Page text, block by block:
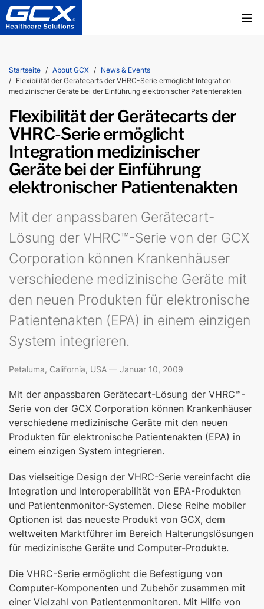
Startseite About GCX
News & Events
Flexibilität der Gerätecarts der VHRC-Serie ermöglicht Integration
medizinischer Geräte bei der Einführung elektronischer Patientenakten
Flexibilität der Gerätecarts der
VHRC-Serie ermöglicht
Integration medizinischer
Geräte bei der Einführung
elektronischer Patientenakten
Mit der anpassbaren Gerätecart-
Lösung der VHRC™-Serie von der GCX
Corporation können Krankenhäuser
verschiedene medizinische Geräte mit
den neuen Produkten für elektronische
Patientenakten (EPA) in einem einzigen
System integrieren.
Petaluma, California, USA — Januar 10, 2009
Mit der anpassbaren Gerätecart-Lösung der VHRC™-
Serie von der GCX Corporation können Krankenhäuser
verschiedene medizinische Geräte mit den neuen
Produkten für elektronische Patientenakten (EPA) in
einem einzigen System integrieren.
Das vielseitige Design der VHRC-Serie vereinfacht die
Integration und Interoperabilität von EPA-Produkten
und Patientenmonitor-Systemen. Diese Reihe mobiler
Optionen ist das neueste Produkt von GCX, dem
weltweiten Marktführer im Bereich Halterungslösungen
für medizinische Geräte und Computer-Produkte.
Die VHRC-Serie ermöglicht die Befestigung von
Computer-Komponenten und Zubehör zusammen mit
einer Vielzahl von Patientenmonitoren. Mit Hilfe von